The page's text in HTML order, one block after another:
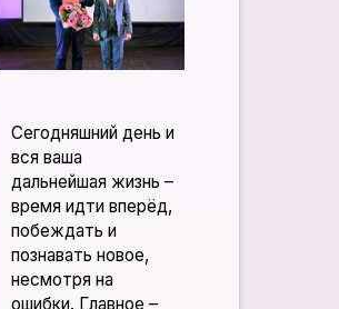
Сегодняшний день и
вся ваша
дальнейшая жизнь –
время идти вперёд,
побеждать и
познавать новое,
несмотря на
ошибки. Главное –